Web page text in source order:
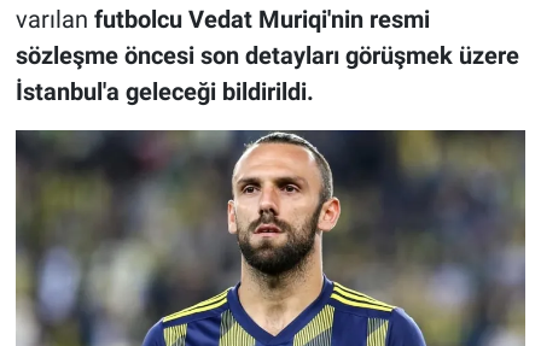
varılan futbolcu Vedat Muriqi'nin resmi
sözleşme öncesi son detayları görüşmek üzere
İstanbul'a geleceği bildirildi.